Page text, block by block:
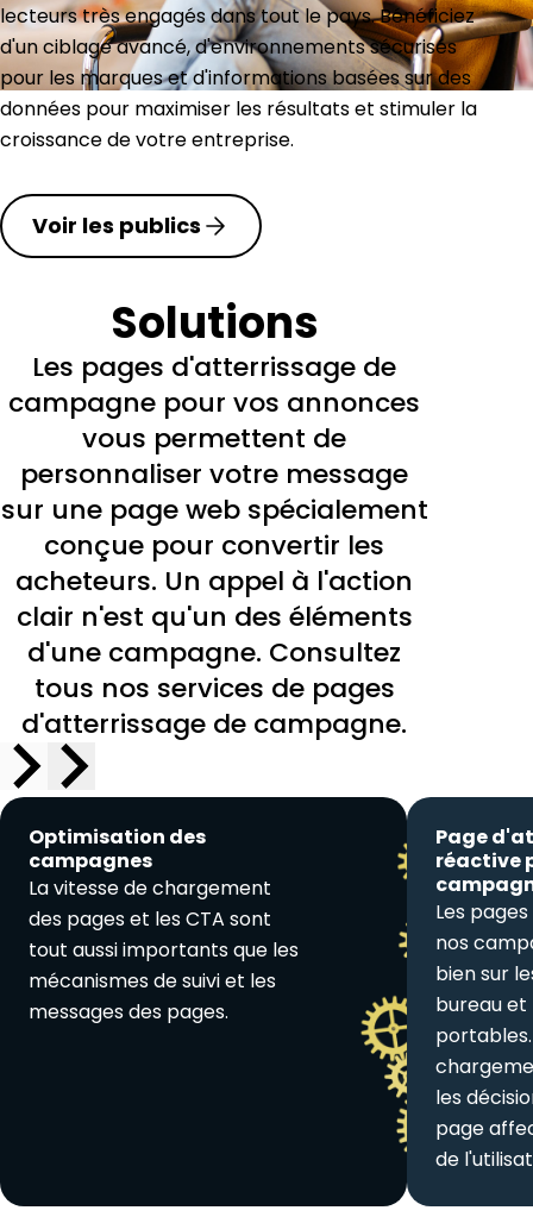
lecteurs très engagés dans tout le pays. Bénéficiez
d'un ciblage avancé, d'environnements sécurisés
pour les marques et d'informations basées sur des
données pour maximiser les résultats et stimuler la
croissance de votre entreprise.
Voir les publics
Solutions
Les pages d'atterrissage de
campagne pour vos annonces
vous permettent de
personnaliser votre message
sur une page web spécialement
conçue pour convertir les
acheteurs. Un appel à l'action
clair n'est qu'un des éléments
d'une campagne. Consultez
tous nos services de pages
d'atterrissage de campagne.
Optimisation des
campagnes
La vitesse de chargement
des pages et les CTA sont
tout aussi importants que les
mécanismes de suivi et les
messages des pages.
Page
réactive
Les
nos
bien sur
bureau
les
page
de